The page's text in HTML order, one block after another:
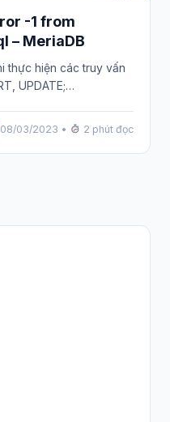
-1 from
– MeriaDB
thực hiện các truy vấn
UPDATE;…
08/03/2023 • 2 phút đọc